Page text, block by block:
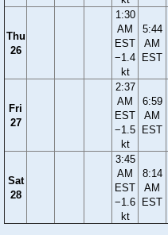
Thu
26
1:30
AM
EST
−1.4
kt
5:44
AM
EST
Fri
27
2:37
AM
EST
−1.5
kt
6:59
AM
EST
Sat
28
3:45
AM
EST
−1.6
kt
8:14
AM
EST